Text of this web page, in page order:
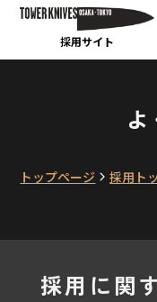
採用サイト
トップページ 採用ト
採用に関